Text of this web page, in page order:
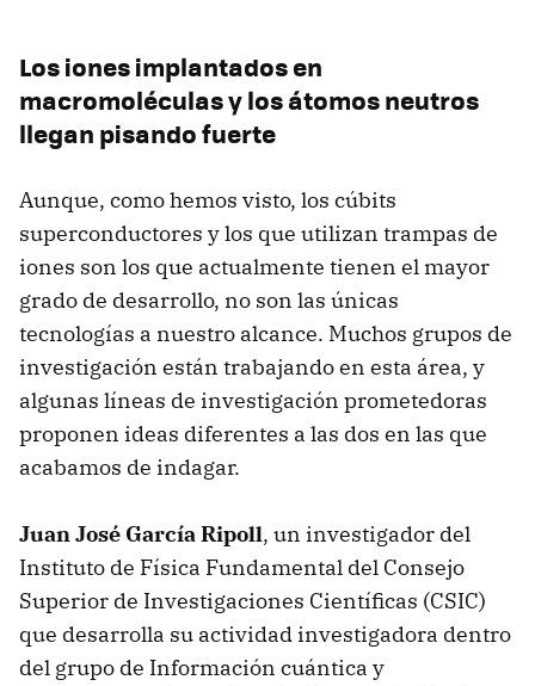
Los iones implantados en
macromoléculas y los átomos neutros
llegan pisando fuerte
Aunque, como hemos visto, los cúbits
superconductores y los que utilizan trampas de
iones son los que actualmente tienen el mayor
grado de desarrollo, no son las únicas
tecnologías a nuestro alcance. Muchos grupos de
investigación están trabajando en esta área, y
algunas líneas de investigación prometedoras
proponen ideas diferentes a las dos en las que
acabamos de indagar.
Juan José García Ripoll, un investigador del
Instituto de Física Fundamental del Consejo
Superior de Investigaciones Científicas (CSIC)
que desarrolla su actividad investigadora dentro
del grupo de Información cuántica y